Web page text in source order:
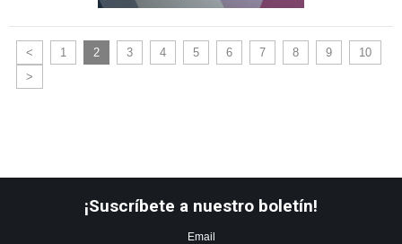
< 1 2 3 4 5 6 7 8 9
10
>
¡Suscríbete a nuestro boletín!
Email